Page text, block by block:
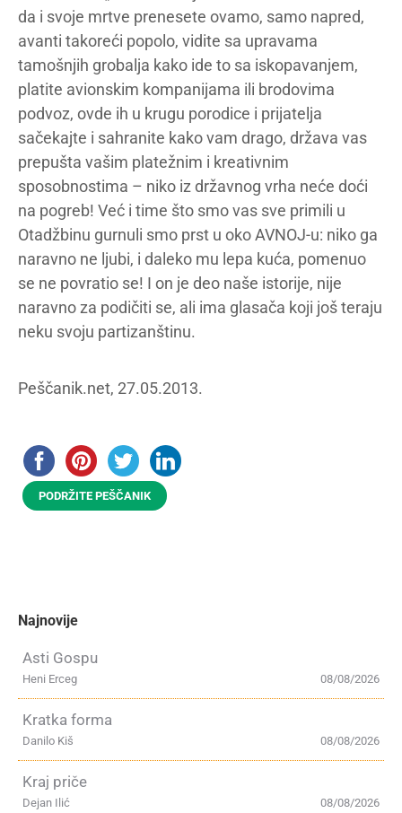
da i svoje mrtve prenesete ovamo, samo napred,
avanti takoreći popolo, vidite sa upravama
tamošnjih grobalja kako ide to sa iskopavanjem,
platite avionskim kompanijama ili brodovima
podvoz, ovde ih u krugu porodice i prijatelja
sačekajte i sahranite kako vam drago, država vas
prepušta vašim platežnim i kreativnim
sposobnostima – niko iz državnog vrha neće doći
na pogreb! Već i time što smo vas sve primili u
Otadžbinu gurnuli smo prst u oko AVNOJ-u: niko ga
naravno ne ljubi, i daleko mu lepa kuća, pomenuo
se ne povratio se! I on je deo naše istorije, nije
naravno za podičiti se, ali ima glasača koji još teraju
neku svoju partizanštinu.
Peščanik.net, 27.05.2013.
PODRŽITE PEŠČANIK
Najnovije
Asti Gospu
08/08/2026
Heni Erceg
Kratka forma
08/08/2026
Danilo Kiš
Kraj priče
08/08/2026
Dejan Ilić